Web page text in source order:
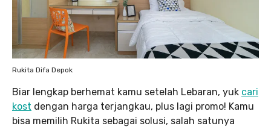
Rukita Difa Depok
Biar lengkap berhemat kamu setelah Lebaran, yuk cari
kost dengan harga terjangkau, plus lagi promo! Kamu
bisa memilih Rukita sebagai solusi, salah satunya